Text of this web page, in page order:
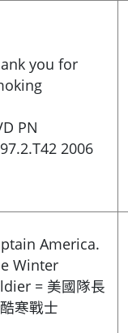
you for
PN
2006
America.
Winter
= 美國隊長
寒戰士